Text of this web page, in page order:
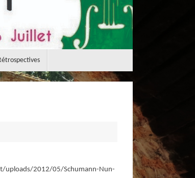
uploads/2012/05/Schumann-Nun-